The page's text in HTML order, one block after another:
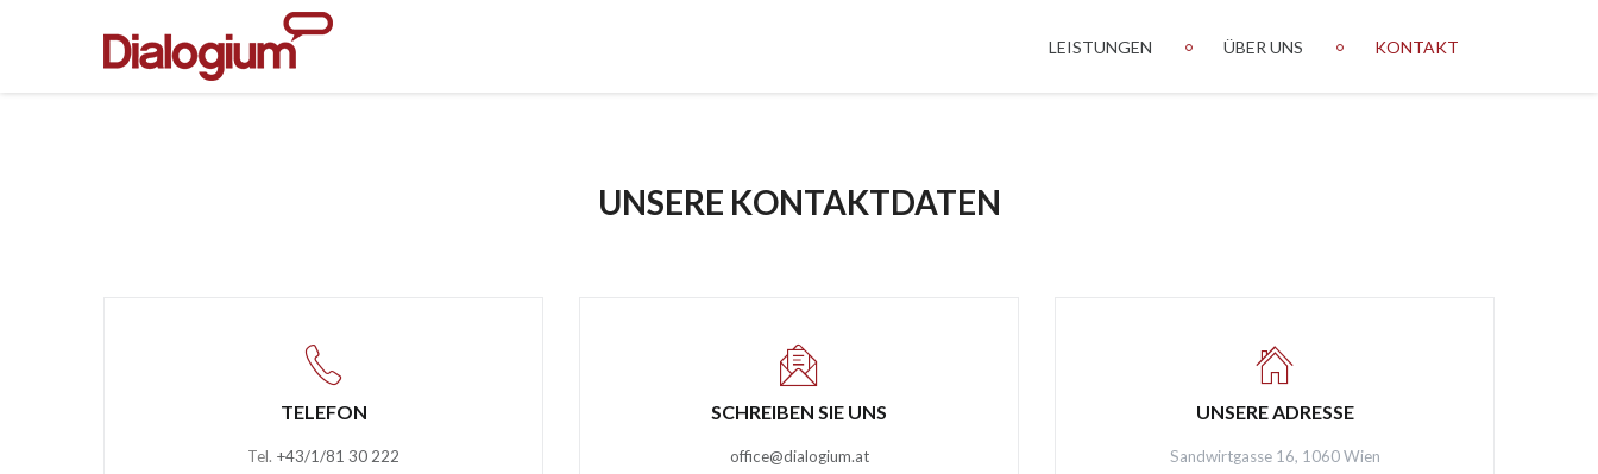
LEISTUNGEN ÜBER UNS KONTAKT
UNSERE KONTAKTDATEN
TELEFON
Tel. +43/1/81 30 222
SCHREIBEN SIE UNS
office@dialogium.at
UNSERE ADRESSE
Sandwirtgasse 16, 1060 Wien